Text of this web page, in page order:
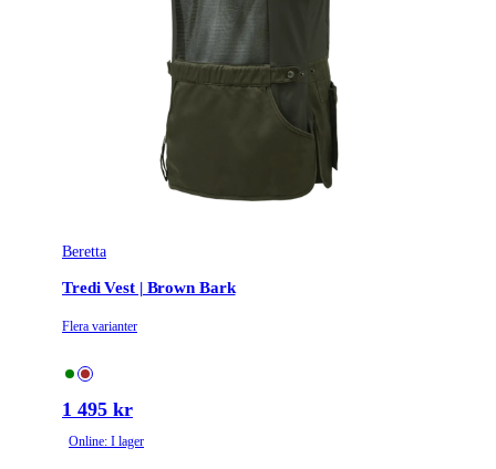
Beretta
Tredi Vest | Brown Bark
Flera varianter
1 495 kr
Online: I lager